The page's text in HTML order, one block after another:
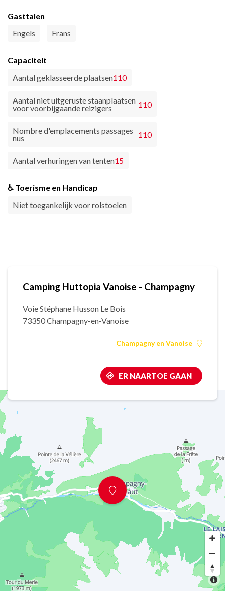
Gasttalen
Engels
Frans
Capaciteit
Aantal geklasseerde plaatsen110
Aantal niet uitgeruste staanplaatsen
voor voorbijgaande reizigers 110
Nombre d'emplacements passages
nus 110
Aantal verhuringen van tenten15
♿ Toerisme en Handicap
Niet toegankelijk voor rolstoelen
Camping Huttopia Vanoise - Champagny
Voie Stéphane Husson Le Bois
73350 Champagny-en-Vanoise
Champagny en Vanoise
ER NAARTOE GAAN